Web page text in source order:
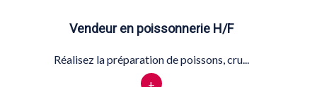
Vendeur en poissonnerie H/F
Réalisez la préparation de poissons, cru...
+